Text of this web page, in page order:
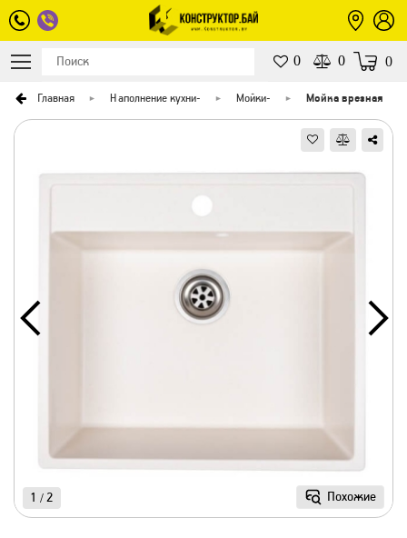
0 0 0
Главная Наполнение кухни- Мойки- Мойка врезная
Похожие
1 / 2